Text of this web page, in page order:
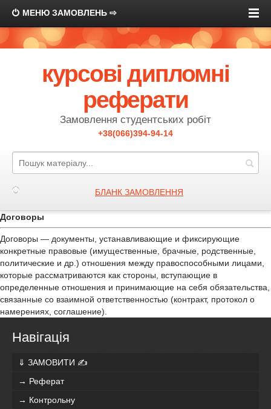
МЕНЮ ЗАМОВЛЕНЬ ⇨
курсові дипломні
реферати
Замовлення студентських робіт
+38(066)394-94-14
БЛАНК ЗАМОВЛЕННЯ
Договоры
Договоры — документы, устанавливающие и фиксирующие
конкретные правовые (имущественные, брачные, родственные,
политические и др.) отношения между правоспособными лицами,
которые рассматриваются как стороны, вступающие в
определенные отношения и принимающие на себя обязательства,
связанные со взаимной ответственностью (контракт, протокол о
намерениях, соглашение).
Навігація
⇓ ЗАМОВИТИ ✍
→ Реферат
→ Контрольну